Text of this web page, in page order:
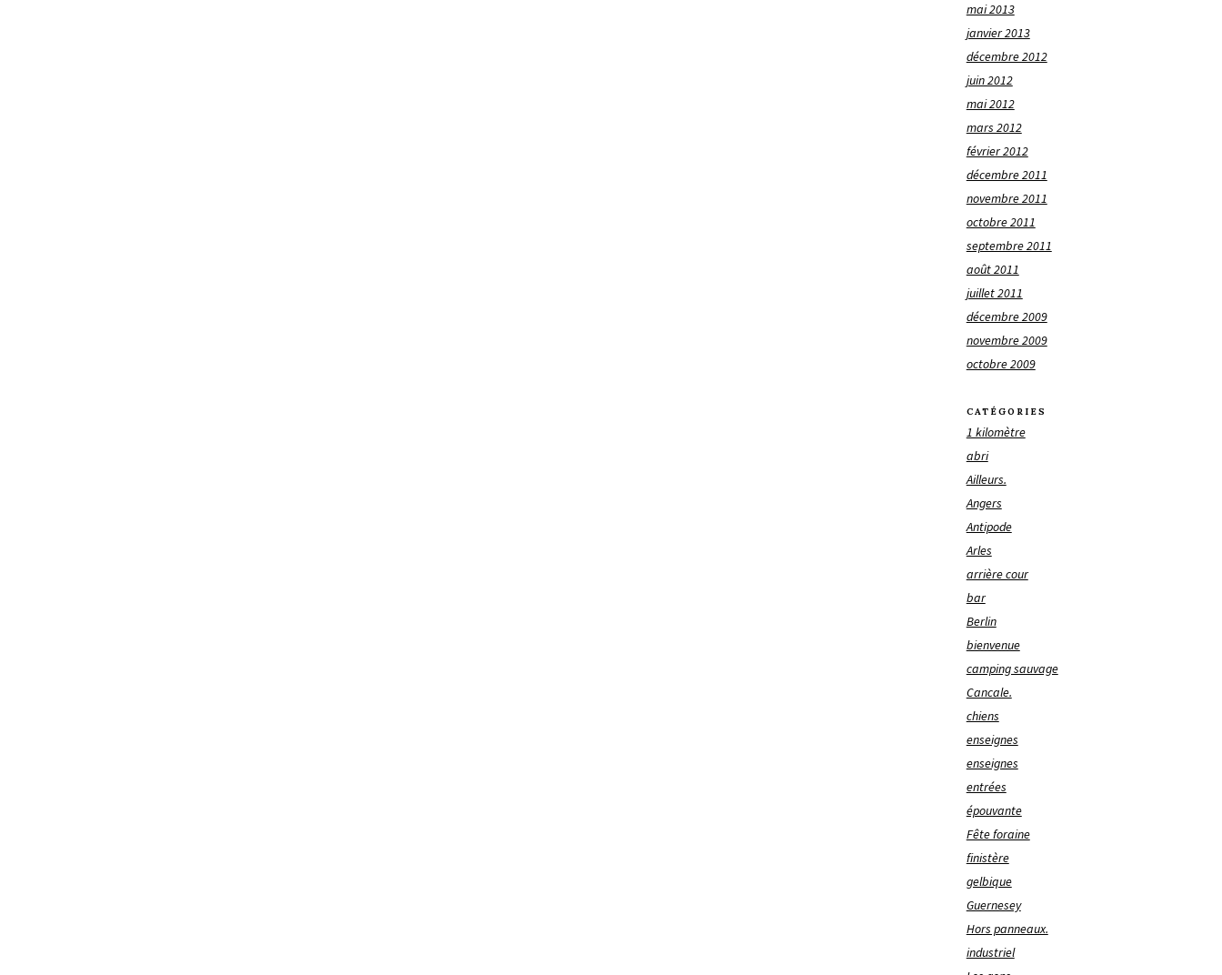
mai 2013
janvier 2013
décembre 2012
juin 2012
mai 2012
mars 2012
février 2012
décembre 2011
novembre 2011
octobre 2011
septembre 2011
août 2011
juillet 2011
décembre 2009
novembre 2009
octobre 2009
CATÉGORIES
1 kilomètre
abri
Ailleurs.
Angers
Antipode
Arles
arrière cour
bar
Berlin
bienvenue
camping sauvage
Cancale.
chiens
enseignes
enseignes
entrées
épouvante
Fête foraine
finistère
gelbique
Guernesey
Hors panneaux.
industriel